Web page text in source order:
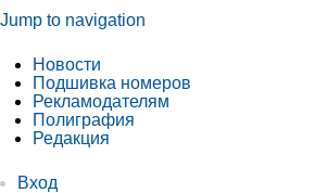
Jump to navigation
Новости
Подшивка номеров
Рекламодателям
Полиграфия
Редакция
Вход